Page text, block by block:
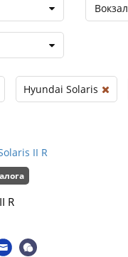
R
Вокзал
Hyundai Solaris